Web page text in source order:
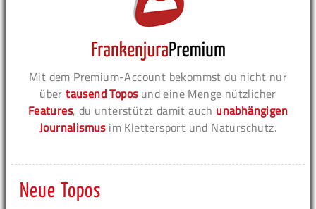
Mit dem Premium-Account bekommst du nicht nur
übertausend Toposund eine Menge nützlicher
Features, du unterstützt damit auch unabhängigen
Journalismusim Klettersport und Naturschutz.
Neue Topos